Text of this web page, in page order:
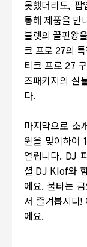
못했더라도,
통해 제품을 만
블렛의 끝판왕
크 프로 27의
티크 프로 27
즈패키지의 실
다.
마지막으로 소
윈을 맞이하여
열립니다. DJ
셜 DJ Klof와
에요. 불타는
서 즐겨봅시다!
에요.